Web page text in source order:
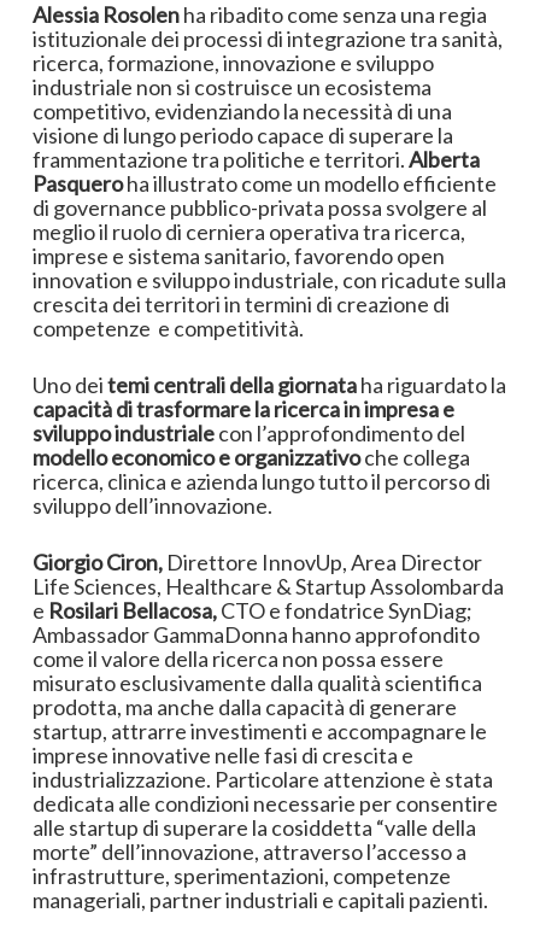
Alessia Rosolenha ribadito come senza una regia
istituzionale dei processi di integrazione tra sanità,
ricerca, formazione, innovazione e sviluppo
industriale non si costruisce un ecosistema
competitivo, evidenziando la necessità di una
visione di lungo periodo capace di superare la
frammentazione tra politiche e territori.Alberta
Pasqueroha illustrato come un modello efficiente
di governance pubblico-privata possa svolgere al
meglio il ruolo di cerniera operativa tra ricerca,
imprese e sistema sanitario, favorendo open
innovation e sviluppo industriale, con ricadute sulla
crescita dei territori in termini di creazione di
competenze e competitività.
Uno deitemi centrali della giornataha riguardato la
capacità di trasformare la ricerca in impresa e
sviluppo industrialecon l’approfondimento del
modello economico e organizzativoche collega
ricerca, clinica e azienda lungo tutto il percorso di
sviluppo dell’innovazione.
Giorgio Ciron,Direttore InnovUp, Area Director
Life Sciences, Healthcare & Startup Assolombarda
e Rosilari Bellacosa,CTO e fondatrice SynDiag;
Ambassador GammaDonna hanno approfondito
come il valore della ricerca non possa essere
misurato esclusivamente dalla qualità scientifica
prodotta, ma anche dalla capacità di generare
startup, attrarre investimenti e accompagnare le
imprese innovative nelle fasi di crescita e
industrializzazione. Particolare attenzione è stata
dedicata alle condizioni necessarie per consentire
alle startup di superare la cosiddetta “valle della
morte” dell’innovazione, attraverso l’accesso a
infrastrutture, sperimentazioni, competenze
manageriali, partner industriali e capitali pazienti.